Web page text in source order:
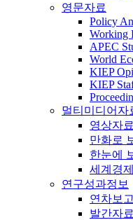
영문자료
Policy
Working
APEC
World
KIEP
KIEP
멀티미디어자
영상자료
만화로
한눈에
세계경
연구성과정보
연차보
발간자